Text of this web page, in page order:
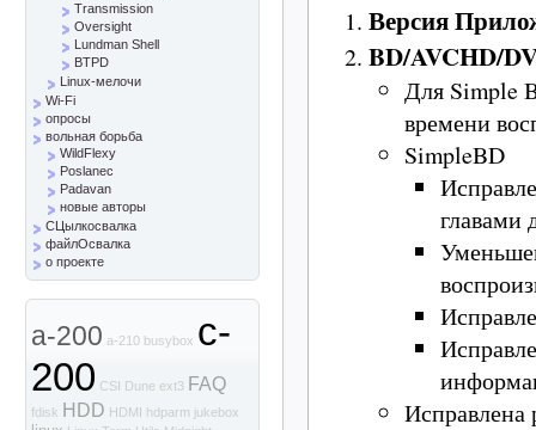
Версия
BD/AVCHD/
Для Simple
времени
SimpleBD
главами
Исправлена
Transmission
Oversight
Lundman Shell
BTPD
Linux-мелочи
Wi-Fi
опросы
вольная борьба
WildFlexy
Poslanec
Padavan
новые авторы
СЦылкосвалка
файлОсвалка
о проекте
a-200 a-210 busybox c-
200 CSI Dune ext3 FAQ
fdisk HDD HDMI hdparm jukebox